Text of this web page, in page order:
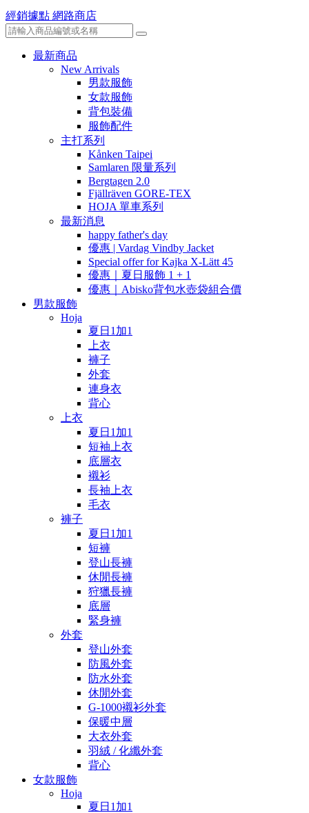
經銷據點 網路商店
最新商品
New Arrivals
男款服飾
女款服飾
背包裝備
服飾配件
主打系列
Kånken Taipei
Samlaren 限量系列
Bergtagen 2.0
Fjällräven GORE-TEX
HOJA 單車系列
最新消息
happy father's day
優惠 | Vardag Vindby Jacket
Special offer for Kajka X-Lätt 45
優惠｜夏日服飾 1 + 1
優惠｜Abisko背包水壺袋組合價
男款服飾
Hoja
夏日1加1
上衣
褲子
外套
連身衣
背心
上衣
夏日1加1
短袖上衣
底層衣
襯衫
長袖上衣
毛衣
褲子
夏日1加1
短褲
登山長褲
休閒長褲
狩獵長褲
底層
緊身褲
外套
登山外套
防風外套
防水外套
休閒外套
G-1000襯衫外套
保暖中層
大衣外套
羽絨 / 化纖外套
背心
女款服飾
Hoja
夏日1加1